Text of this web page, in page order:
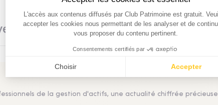
professionnelle
de la gestion d'actifs, une actualité chiffrée précieuse